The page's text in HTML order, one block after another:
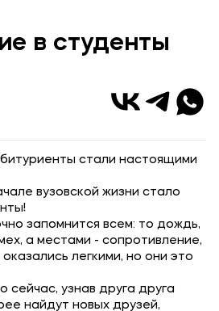
образование
в студенты
стали настоящими
вузовской жизни стало
запомнится всем: то дождь,
а местами - сопротивление,
легкими, но они это
сейчас, узнав друга друга
найдут новых друзей,